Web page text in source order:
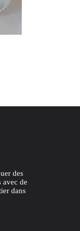
des
avec de
dans